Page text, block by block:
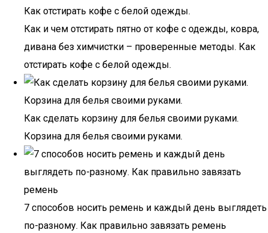
Как и чем отстирать пятно от кофе с одежды, ковра,
дивана без химчистки – проверенные методы. Как
отстирать кофе с белой одежды.
Как сделать корзину для белья своими руками.
Корзина для белья своими руками.
7 способов носить ремень и каждый день выглядеть
по-разному. Как правильно завязать ремень